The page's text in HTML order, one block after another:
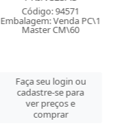
Código: 94571
Embalagem: Venda PC\1
Master CM\60
Faça seu login ou
cadastre-se para
ver preços e
comprar